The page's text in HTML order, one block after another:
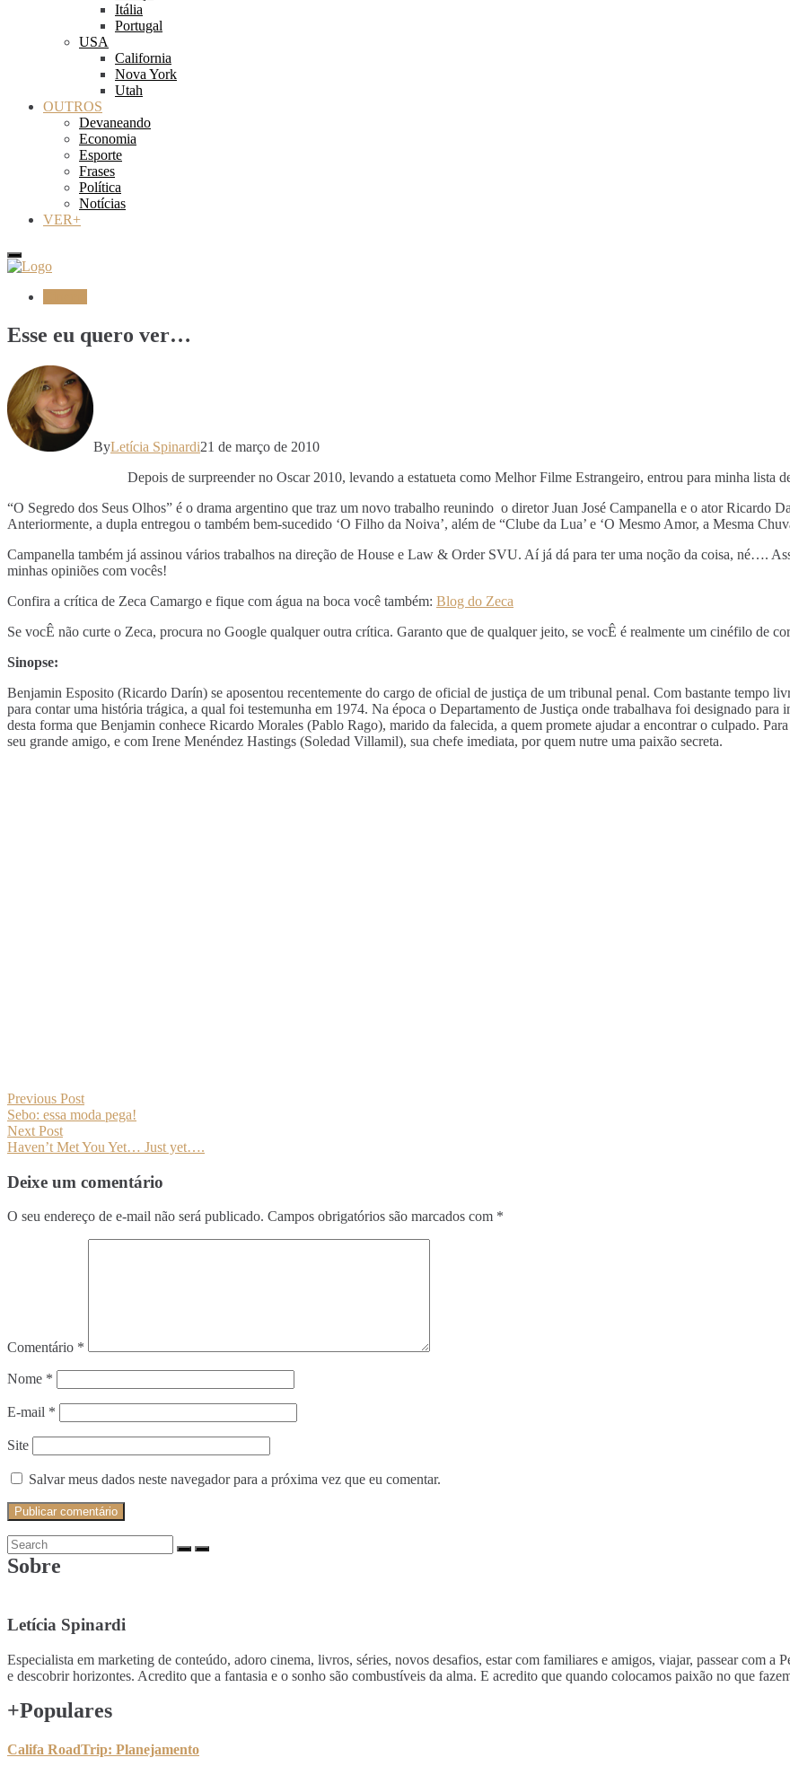
Itália
Portugal
USA
California
Nova York
Utah
OUTROS
Devaneando
Economia
Esporte
Frases
Política
Notícias
VER+
Esse eu quero ver…
ByLetícia Spinardi21 de março de 2010
Depois de surpreender no Oscar 2010, levando a estatueta como Melhor Filme Estrangeiro, entrou para minha lista
“O Segredo dos Seus Olhos” é o drama argentino que traz um novo trabalho reunindo o diretor Juan José Campanella e o ator Ricardo
Anteriormente, a dupla entregou o também bem-sucedido ‘O Filho da Noiva’, além de “Clube da Lua’ e ‘O Mesmo Amor, a Mesma
Campanella também já assinou vários trabalhos na direção de House e Law & Order SVU. Aí já dá para ter uma noção da coisa, né….
minhas opiniões com vocês!
Confira a crítica de Zeca Camargo e fique com água na boca você também: Blog do Zeca
Se vocÊ não curte o Zeca, procura no Google qualquer outra crítica. Garanto que de qualquer jeito, se vocÊ é realmente um cinéfilo de
Sinopse:
Benjamin Esposito (Ricardo Darín) se aposentou recentemente do cargo de oficial de justiça de um tribunal penal. Com bastante tempo
para contar uma história trágica, a qual foi testemunha em 1974. Na época o Departamento de Justiça onde trabalhava foi designado para
desta forma que Benjamin conhece Ricardo Morales (Pablo Rago), marido da falecida, a quem promete ajudar a encontrar o culpado.
seu grande amigo, e com Irene Menéndez Hastings (Soledad Villamil), sua chefe imediata, por quem nutre uma paixão secreta.
Navegação
de
Post
Previous PostPrevious
post:
Sebo: essa moda pega!
Next PostNext
post:
Haven’t Met You Yet… Just yet….
Deixe um comentário
O seu endereço de e-mail não será publicado. Campos obrigatórios são marcados com *
Comentário *
Nome *
E-mail *
Site
Salvar meus dados neste navegador para a próxima vez que eu comentar.
Search
for:
Search
Sobre
Letícia Spinardi
Especialista em marketing de conteúdo, adoro cinema, livros, séries, novos desafios, estar com familiares e amigos, viajar, passear com
e descobrir horizontes. Acredito que a fantasia e o sonho são combustíveis da alma. E acredito que quando colocamos paixão no que
+Populares
Califa RoadTrip: Planejamento